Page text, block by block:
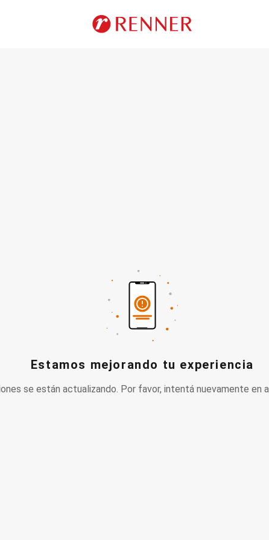
Estamos mejorando tu experiencia
se están actualizando. Por favor, intentá nuevamente en